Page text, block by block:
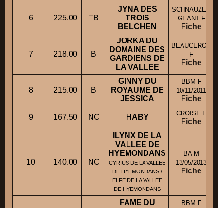
6 225.00 TB
JYNA DES
TROIS
BELCHEN
SCHNAUZER
GEANT F
Fiche
7 218.00 B
JORKA DU
DOMAINE DES
GARDIENS DE
LA VALLEE
BEAUCERON
F
Fiche
8 215.00 B
GINNY DU
ROYAUME DE
JESSICA
BBM F
10/11/2011
Fiche
9 167.50 NC HABY CROISE F
Fiche
10 140.00 NC
ILYNX DE LA
VALLEE DE
HYEMONDANS
CYRIUS DE LA VALLEE
DE HYEMONDANS /
ELFE DE LA VALLEE
DE HYEMONDANS
BA M
13/05/2013
Fiche
FAME DU
BBM F